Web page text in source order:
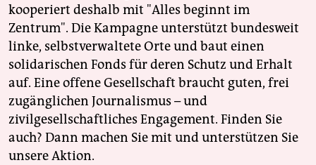
kooperiert deshalb mit "Alles beginnt im
Zentrum". Die Kampagne unterstützt bundesweit
linke, selbstverwaltete Orte und baut einen
solidarischen Fonds für deren Schutz und Erhalt
auf. Eine offene Gesellschaft braucht guten, frei
zugänglichen Journalismus – und
zivilgesellschaftliches Engagement. Finden Sie
auch? Dann machen Sie mit und unterstützen Sie
unsere Aktion.